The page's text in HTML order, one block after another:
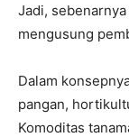
Jadi,
mengusung
Dalam
pangan,
Komoditas